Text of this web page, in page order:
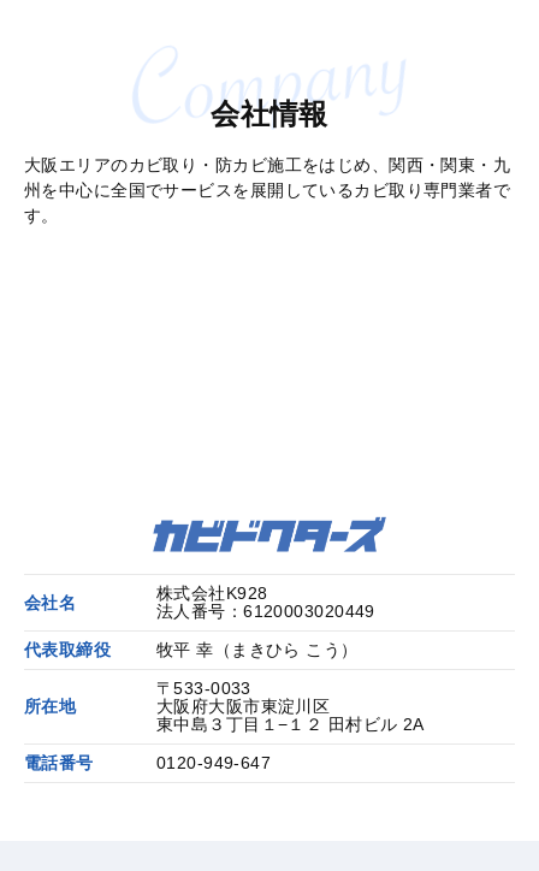
会社情報
大阪エリアのカビ取り・防カビ施工をはじめ、関西・関東・九
州を中心に全国でサービスを展開しているカビ取り専門業者で
す。
会社名
株式会社K928
法人番号：6120003020449
代表取締役 牧平 幸（まきひら こう）
所在地
〒533-0033
大阪府大阪市東淀川区
東中島３丁目１−１２ 田村ビル 2A
電話番号 0120-949-647